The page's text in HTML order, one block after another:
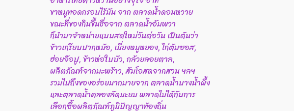
ขาหมูทอดกรอบไร้มัน จาก ตลาดน้ำดอนหวาย
ขณะที่ของกินขึ้นชื่อจาก ตลาดน้ำอัมพวา
ก็นำมาจำหน่ายแบบสดใหม่วันต่อวัน เป็นต้นว่า
ข้าวเกรียบปากหม้อ, เมี่ยงหมูหยอง, ไก่ต้มซอส,
ฮ่อยจ๊อปู, ข้าวห่อใบบัว, กล้วยลอยตาล,
ผลิตภัณฑ์จากมะพร้าว, ส้มโอสดจากสวน ฯลฯ
รวมไปถึงของอร่อยมากมายจาก ตลาดน้ำบางน้ำผึ้ง
และตลาดน้ำคลองลัดมะยม พลาดไม่ได้กับการ
เลือกซื้อผลิตภัณฑ์ภูมิปัญญาท้องถิ่น